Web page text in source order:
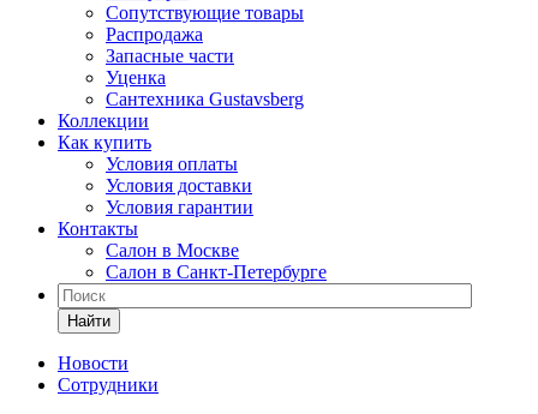
Сопутствующие товары
Распродажа
Запасные части
Уценка
Сантехника Gustavsberg
Коллекции
Как купить
Условия оплаты
Условия доставки
Условия гарантии
Контакты
Салон в Москве
Салон в Санкт-Петербурге
Найти
Новости
Сотрудники